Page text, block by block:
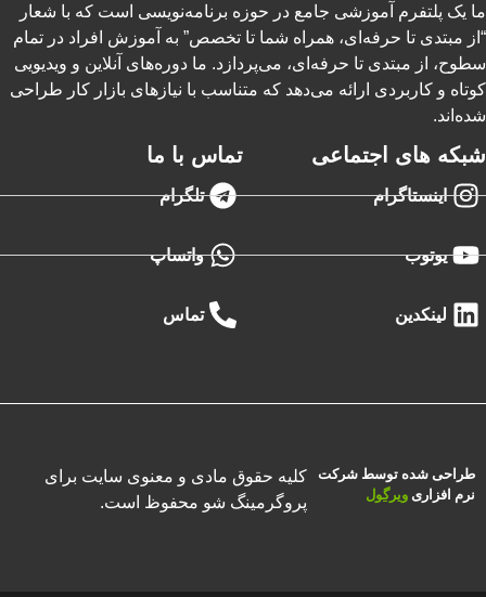
ما یک پلتفرم آموزشی جامع در حوزه برنامه‌نویسی است که با شعار
“از مبتدی تا حرفه‌ای، همراه شما تا تخصص” به آموزش افراد در تمام
سطوح، از مبتدی تا حرفه‌ای، می‌پردازد. ما دوره‌های آنلاین و ویدیویی
کوتاه و کاربردی ارائه می‌دهد که متناسب با نیازهای بازار کار طراحی
شده‌اند.
شبکه های اجتماعی
اینستاگرام
یوتوب
لینکدین
تماس با ما
تلگرام
واتساپ
تماس
طراحی شده توسط شرکت
نرم افزاری ویرگول
کلیه حقوق مادی و معنوی سایت برای
پروگرمینگ شو محفوظ است.